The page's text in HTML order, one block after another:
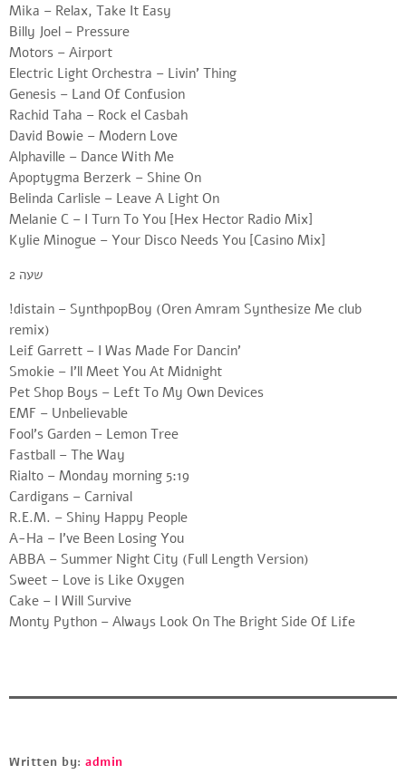
Mika – Relax, Take It Easy
Billy Joel – Pressure
Motors – Airport
Electric Light Orchestra – Livin’ Thing
Genesis – Land Of Confusion
Rachid Taha – Rock el Casbah
David Bowie – Modern Love
Alphaville – Dance With Me
Apoptygma Berzerk – Shine On
Belinda Carlisle – Leave A Light On
Melanie C – I Turn To You [Hex Hector Radio Mix]
Kylie Minogue – Your Disco Needs You [Casino Mix]
שעה 2
!distain – SynthpopBoy (Oren Amram Synthesize Me club
remix)
Leif Garrett – I Was Made For Dancin’
Smokie – I’ll Meet You At Midnight
Pet Shop Boys – Left To My Own Devices
EMF – Unbelievable
Fool’s Garden – Lemon Tree
Fastball – The Way
Rialto – Monday morning 5:19
Cardigans – Carnival
R.E.M. – Shiny Happy People
A-Ha – I’ve Been Losing You
ABBA – Summer Night City (Full Length Version)
Sweet – Love is Like Oxygen
Cake – I Will Survive
Monty Python – Always Look On The Bright Side Of Life
Written by:admin